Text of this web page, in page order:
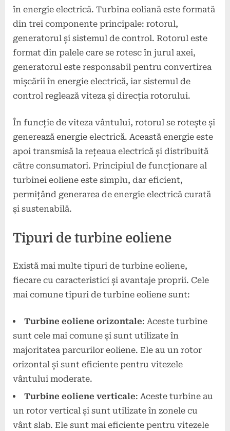
în energie electrică. Turbina eoliană este formată
din trei componente principale: rotorul,
generatorul și sistemul de control. Rotorul este
format din palele care se rotesc în jurul axei,
generatorul este responsabil pentru convertirea
mișcării în energie electrică, iar sistemul de
control reglează viteza și direcția rotorului.
În funcție de viteza vântului, rotorul se rotește și
generează energie electrică. Această energie este
apoi transmisă la rețeaua electrică și distribuită
către consumatori. Principiul de funcționare al
turbinei eoliene este simplu, dar eficient,
permițând generarea de energie electrică curată
și sustenabilă.
Tipuri de turbine eoliene
Există mai multe tipuri de turbine eoliene,
fiecare cu caracteristici și avantaje proprii. Cele
mai comune tipuri de turbine eoliene sunt:
Turbine eoliene orizontale: Aceste turbine
sunt cele mai comune și sunt utilizate în
majoritatea parcurilor eoliene. Ele au un rotor
orizontal și sunt eficiente pentru vitezele
vântului moderate.
Turbine eoliene verticale: Aceste turbine au
un rotor vertical și sunt utilizate în zonele cu
vânt slab. Ele sunt mai eficiente pentru vitezele